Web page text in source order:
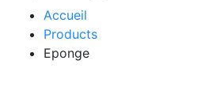
Accueil
Products
Eponge